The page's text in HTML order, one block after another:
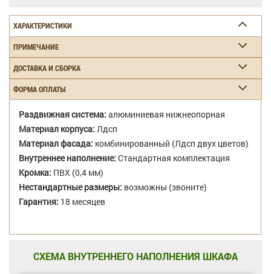
ХАРАКТЕРИСТИКИ
ПРИМЕЧАНИЕ
ДОСТАВКА И СБОРКА
ФОРМА ОПЛАТЫ
Раздвижная система: алюминиевая нижнеопорная
Материал корпуса: Лдсп
Материал фасада: комбинированный (Лдсп двух цветов)
Внутреннее наполнение: Стандартная комплектация
Кромка: ПВХ (0,4 мм)
Нестандартные размеры: возможны (звоните)
Гарантия: 18 месяцев
СХЕМА ВНУТРЕННЕГО НАПОЛНЕНИЯ ШКАФА